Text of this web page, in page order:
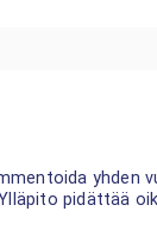
yhden
pidättää